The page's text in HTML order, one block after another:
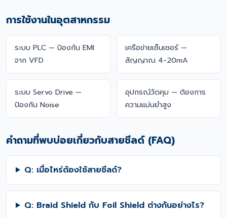
การใช้งานในอุตสาหกรรม
ระบบ PLC — ป้องกัน EMI
จาก VFD
เครือข่ายเซ็นเซอร์ —
สัญญาณ 4-20mA
ระบบ Servo Drive —
ป้องกัน Noise
อุปกรณ์วัดคุม — ต้องการ
ความแม่นยำสูง
คำถามที่พบบ่อยเกี่ยวกับสายชีลด์ (FAQ)
Q: เมื่อไหร่ต้องใช้สายชีลด์?
Q: Braid Shield กับ Foil Shield ต่างกันอย่างไร?